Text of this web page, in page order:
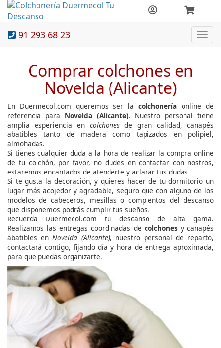
91 293 68 23
Comprar colchones en
Novelda (Alicante)
En Duermecol.com queremos ser lacolchonería online de
referencia para Novelda (Alicante). Nuestro personal tiene
amplia esperiencia en colchonesde gran calidad, canapés
abatibles tanto de madera como tapizados en polipiel,
almohadas.
Si tienes cualquier duda a la hora de realizar la compra online
de tu colchón, por favor, no dudes en contactar con nostros,
estaremos encantados de atenderte y aclarar tus dudas.
Si te gusta la decoración, y quieres hacer de tu dormitorio un
lugar más acojedor y agradable, seguro que con alguno de los
modelos de cabeceros, mesillas o complentos del descanso
que disponemos podrás cumplir tus sueños.
Recuerda Duermecol.com tu descanso de alta gama.
Realizamos las entregas coordinadas de colchonesy canapés
abatibles enNovelda (Alicante), nuestro personal de reparto,
contactará contigo, fijando día y hora de entrega aproximada,
para que puedas organizarte.